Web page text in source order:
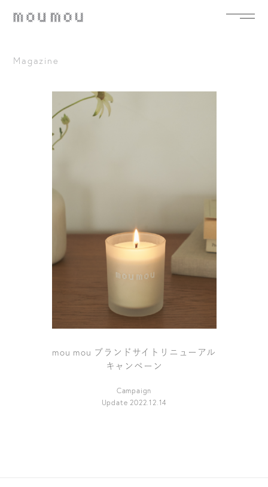
Magazine
mou mou ブランドサイト リニューアル
キャンペーン
Campaign
Update 2022.12.14